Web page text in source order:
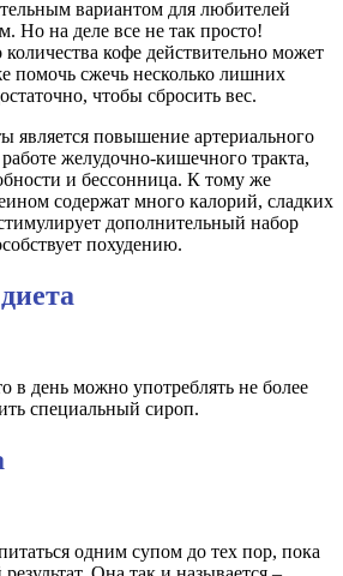
вариантом для любителей
Но на деле все не так просто!
кофе действительно может
помочь сжечь несколько лишних
чтобы сбросить вес.
является повышение артериального
желудочно-кишечного тракта,
и бессонница. К тому же
содержат много калорий, сладких
дополнительный набор
похудению.
в день можно употреблять не более
специальный сироп.
одним супом до тех пор, пока